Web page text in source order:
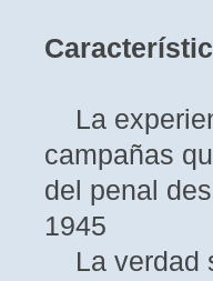
La
campañas
del penal
1945
La verdad